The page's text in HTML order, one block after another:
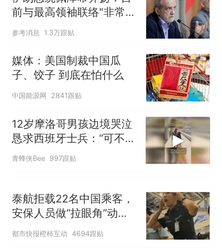
生
笔试第一被第二名传话劝弃考
官方通报
制裁瓜子饺子，美国怕什
前与最高领袖联络"非常困
难"
参考消息 1.3万跟贴
媒体：美国制裁中国瓜
子、饺子 到底在怕什么
中国能源网 2841跟贴
12岁摩洛哥男孩边境哭泣
恳求西班牙士兵：“可不可
以不要把我遣返回国”
青蜂侠Bee 997跟贴
泰航拒载22名中国乘客，
安保人员做“拉眼角”动
作，泰国机场最新回应：
都市快报橙柿互动 4694跟贴